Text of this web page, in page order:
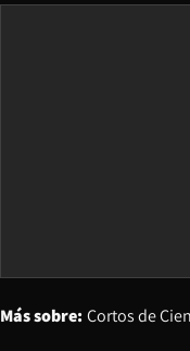
Más sobre:Cortos de